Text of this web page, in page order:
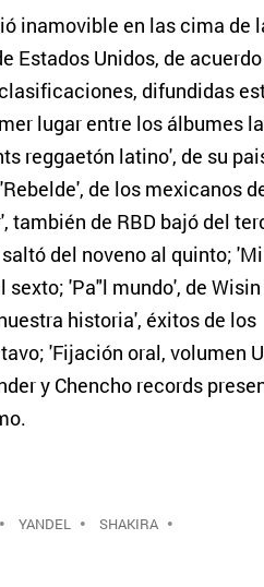
inamovible en las cima de
Estados Unidos, de
difundidas
lugar entre los álbumes
reggaetón latino', de su
de los mexicanos
también de RBD bajó del
del noveno al quinto;
'Pa"l mundo', de Wisin
historia', éxitos de los
'Fijación oral, volumen
y Chencho records
• YANDEL • SHAKIRA•